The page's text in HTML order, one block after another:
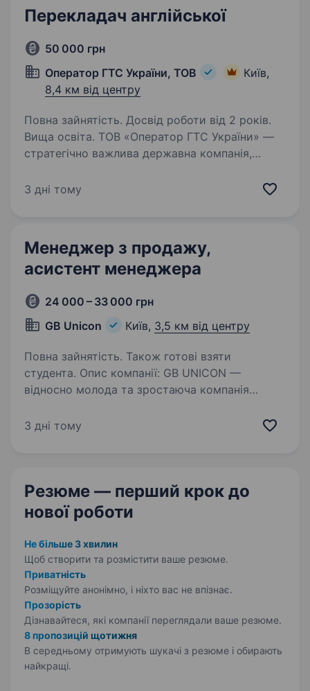
Перекладач англійської
50 000 грн
Оператор ГТС України, ТОВ
Київ,
8,4 км від центру
Повна зайнятість. Досвід роботи від 2 років.
Вища освіта. ТОВ «Оператор ГТС України» —
стратегічно важлива державна компанія,
газотранспортної системи України,
3 дні тому
Менеджер з продажу,
асистент менеджера
24 000 – 33 000 грн
GB Unicon
Київ, 3,5 км від центру
Повна зайнятість. Також готові взяти
студента. Опис компанії: GB UNICON —
відносно молода та зростаюча компанія
діяльність — оптові поставки різноманітної
3 дні тому
Резюме — перший крок до
нової роботи
Не більше 3 хвилин
Щоб створити та розмістити ваше резюме.
Приватність
Розміщуйте анонімно, і ніхто вас не впізнає.
Прозорість
Дізнавайтеся, які компанії переглядали ваше резюме.
8 пропозицій щотижня
В середньому отримують шукачі з резюме і обирають
найкращі.